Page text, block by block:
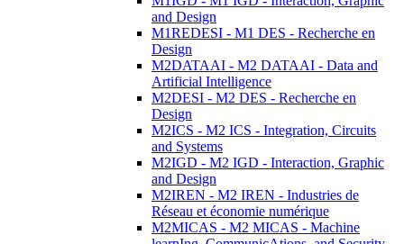
and Design
M1REDESI - M1 DES - Recherche en
Design
M2DATAAI - M2 DATAAI - Data and
Artificial Intelligence
M2DESI - M2 DES - Recherche en
Design
M2ICS - M2 ICS - Integration, Circuits
and Systems
M2IGD - M2 IGD - Interaction, Graphic
and Design
M2IREN - M2 IREN - Industries de
Réseau et économie numérique
M2MICAS - M2 MICAS - Machine